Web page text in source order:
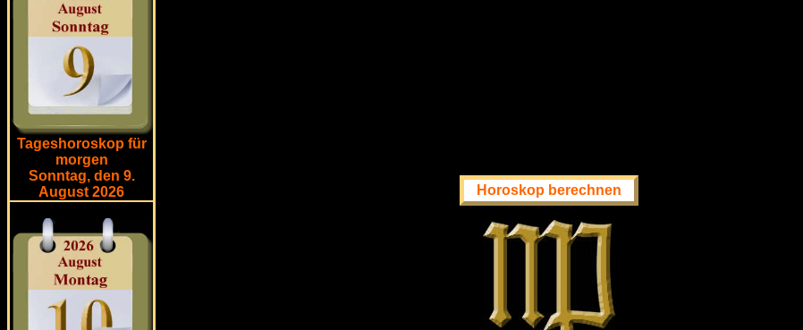
Tageshoroskop für
morgen
Sonntag, den 9.
August 2026